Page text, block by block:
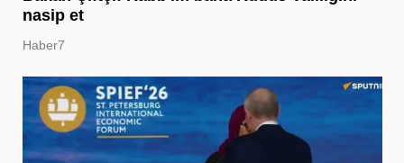
nasip et
Haber7